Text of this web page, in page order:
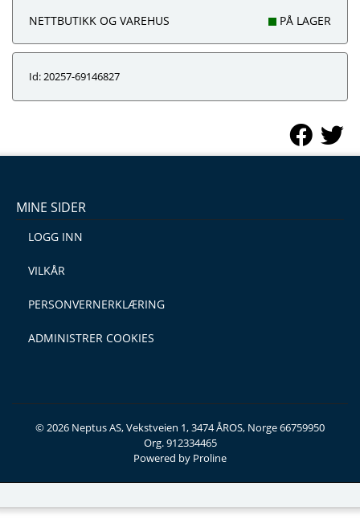
NETTBUTIKK OG VAREHUS PÅ LAGER
Id: 20257-69146827
MINE SIDER
LOGG INN
VILKÅR
PERSONVERNERKLÆRING
ADMINISTRER COOKIES
© 2026 Neptus AS, Vekstveien 1, 3474 ÅROS, Norge 66759950
Org. 912334465
Powered by Proline